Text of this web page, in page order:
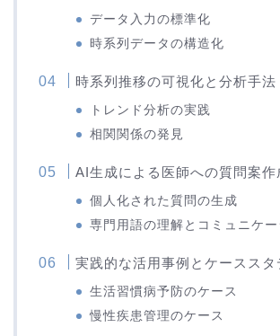
データ入力の標準化
時系列データの構造化
時系列推移の可視化と分析手法
トレンド分析の実践
相関関係の発見
AI生成による医師への質問案作
個人化された質問の生成
専門用語の理解とコミュニケ
実践的な活用事例とケーススタ
生活習慣病予防のケース
慢性疾患管理のケース